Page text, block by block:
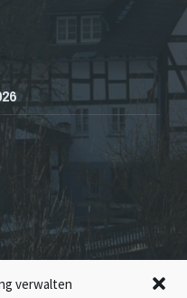
verwalten